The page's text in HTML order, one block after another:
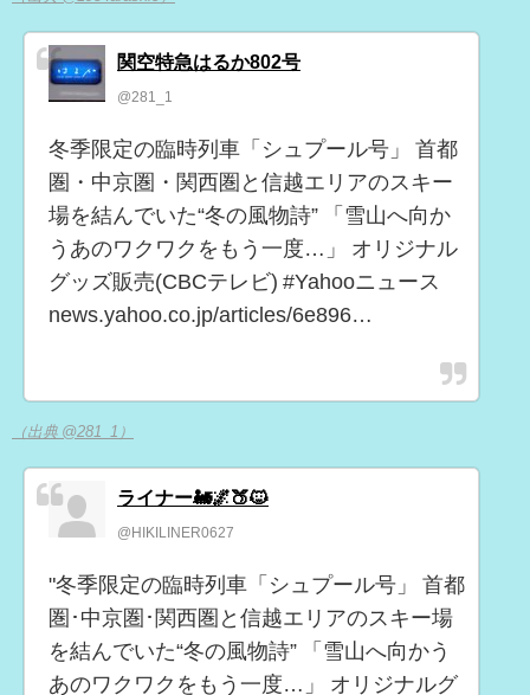
関空特急はるか802号
@281_1
冬季限定の臨時列車「シュプール号」 首都
圏・中京圏・関西圏と信越エリアのスキー
場を結んでいた“冬の風物詩” 「雪山へ向か
うあのワクワクをもう一度…」 オリジナル
グッズ販売(CBCテレビ) #Yahooニュース
news.yahoo.co.jp/articles/6e896…
（出典 @281_1）
ライナー🚂🌌🍑🐱
@HIKILINER0627
"冬季限定の臨時列車「シュプール号」 首都
圏･中京圏･関西圏と信越エリアのスキー場
を結んでいた“冬の風物詩” 「雪山へ向かう
あのワクワクをもう一度…」 オリジナルグ